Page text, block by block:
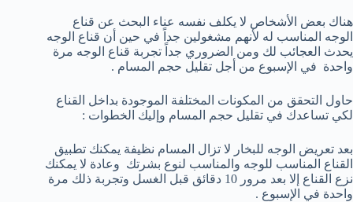
هناك بعض الأشخاص لا يكلف نفسه عناء البحث عن قناع
الوجه المناسب له لأنهم مشغولين جداً في حين أن قناع الوجه
يحدث العجائب لك ومن الضروري جداً تجربة قناع الوجه مرة
واحدة في الإسبوع من أجل تقليل حجم المسام .
حاول التحقق من المكونات المختلفة الموجودة بداخل القناع
لكي تساعدك في تقليل حجم المسام وإليك الخطوات :
بعد تعريض الوجه للبخار لا تزال المسام نظيفة يمكنك تطبيق
القناع المناسب للوجه والمناسب لنوع بشرتك وعادة لا يمكنك
نزع القناع إلا بعد مرور 10 دقائق قبل الغسل وتجربة ذلك مرة
واحدة في الإسبوع .